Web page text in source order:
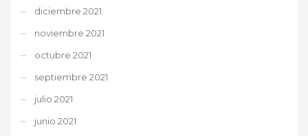
diciembre 2021
noviembre 2021
octubre 2021
septiembre 2021
julio 2021
junio 2021